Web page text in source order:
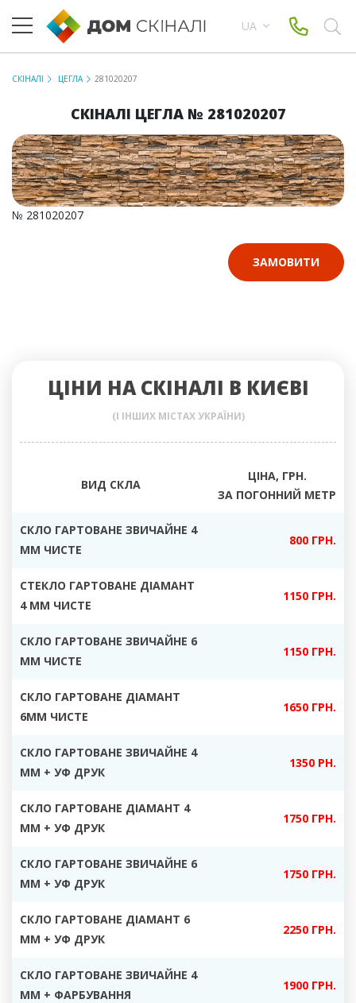
UA
СКІНАЛІ ЦЕГЛА 281020207
СКІНАЛІ ЦЕГЛА № 281020207
№ 281020207
ЗАМОВИТИ
ЦІНИ НА СКІНАЛІ В КИЄВІ
(І ІНШИХ МІСТАХ УКРАЇНИ)
ВИД СКЛА
ЦІНА, ГРН.
ЗА ПОГОННИЙ МЕТР
СКЛО ГАРТОВАНЕ ЗВИЧАЙНЕ 4
ММ ЧИСТЕ
800 ГРН.
СТЕКЛО ГАРТОВАНЕ ДІАМАНТ
4 ММ ЧИСТЕ
1150 ГРН.
СКЛО ГАРТОВАНЕ ЗВИЧАЙНЕ 6
ММ ЧИСТЕ
1150 ГРН.
СКЛО ГАРТОВАНЕ ДІАМАНТ
6ММ ЧИСТЕ
1650 ГРН.
СКЛО ГАРТОВАНЕ ЗВИЧАЙНЕ 4
ММ + УФ ДРУК
1350 РН.
СКЛО ГАРТОВАНЕ ДІАМАНТ 4
ММ + УФ ДРУК
1750 ГРН.
СКЛО ГАРТОВАНЕ ЗВИЧАЙНЕ 6
ММ + УФ ДРУК
1750 ГРН.
СКЛО ГАРТОВАНЕ ДІАМАНТ 6
ММ + УФ ДРУК
2250 ГРН.
СКЛО ГАРТОВАНЕ ЗВИЧАЙНЕ 4
ММ + ФАРБУВАННЯ
1900 ГРН.